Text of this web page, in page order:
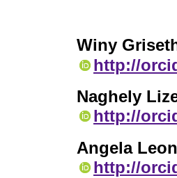
Winy
http://
Naghely
http://
Angela
http://